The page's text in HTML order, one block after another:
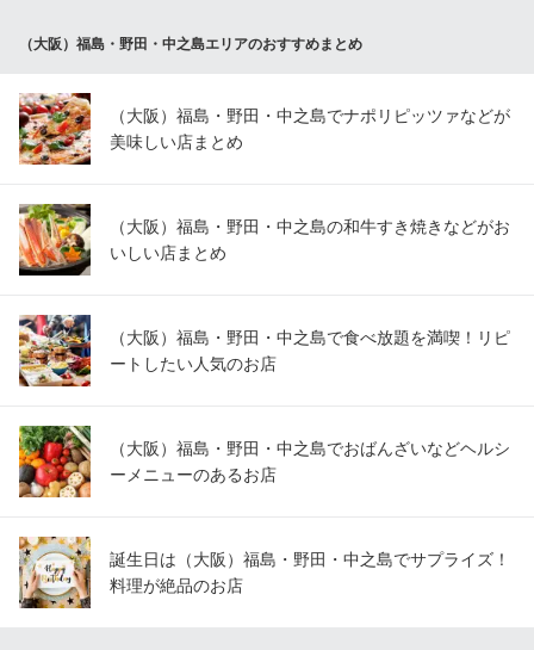
（大阪）福島・野田・中之島エリアのおすすめまとめ
（大阪）福島・野田・中之島でナポリピッツァなどが
美味しい店まとめ
（大阪）福島・野田・中之島の和牛すき焼きなどがお
いしい店まとめ
（大阪）福島・野田・中之島で食べ放題を満喫！リピ
ートしたい人気のお店
（大阪）福島・野田・中之島でおばんざいなどヘルシ
ーメニューのあるお店
誕生日は（大阪）福島・野田・中之島でサプライズ！
料理が絶品のお店